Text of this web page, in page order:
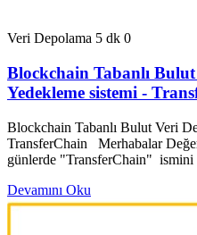
Veri Depolama 5 dk 0
Blockchain Tabanlı
Yedekleme sistemi -
Blockchain Tabanlı Bulut Veri
TransferChain Merhabalar
günlerde "TransferChain" ismini
Devamını Oku